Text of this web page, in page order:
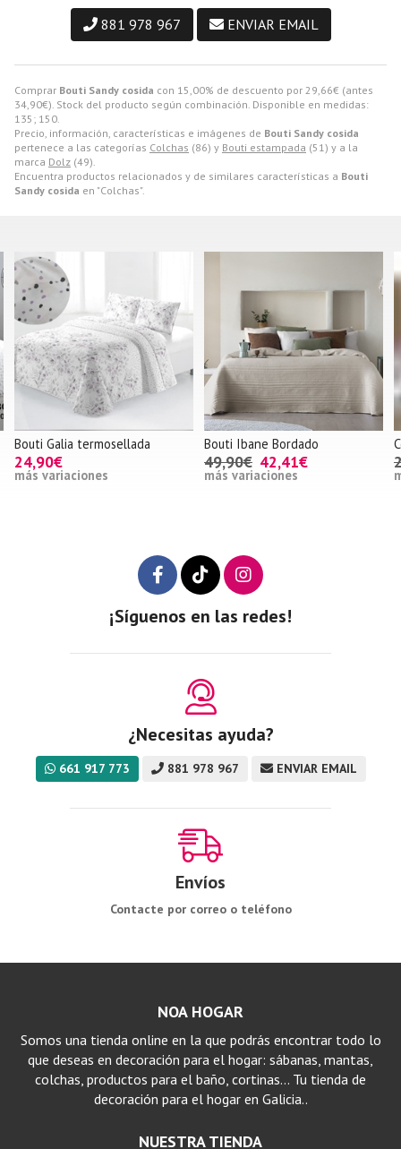
Comprar Bouti Sandy cosida con 15,00% de descuento por 29,66€ (antes
34,90€). Stock del producto según combinación. Disponible en medidas:
135; 150.
Precio, información, características e imágenes de Bouti Sandy cosida
pertenece a las categorías Colchas (86) y Bouti estampada (51) y a la
marca Dolz (49).
Encuentra productos relacionados y de similares características a Bouti
Sandy cosida en "Colchas".
881 978 967 ENVIAR EMAIL
Bouti Ibane Bordado
más variaciones
Colcha Bouti Raiden
29,90€
más variaciones
¡Síguenos en las redes!
¿Necesitas ayuda?
661 917 773 881 978 967 ENVIAR EMAIL
Envíos
Contacte por correo o teléfono
NOA HOGAR
Somos una tienda online en la que podrás encontrar todo lo
que deseas en decoración para el hogar: sábanas, mantas,
colchas, productos para el baño, cortinas… Tu tienda de
decoración para el hogar en Galicia..
NUESTRA TIENDA